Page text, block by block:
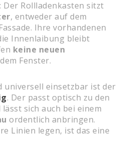
Rollladenkasten sitzt
, entweder auf dem
Ihre vorhandenen
Innenlaibung bleibt
keine neuen
Fenster.
universell einsetzbar ist der
. Der passt optisch zu den
sich auch bei einem
ordentlich anbringen.
Linien legen, ist das eine